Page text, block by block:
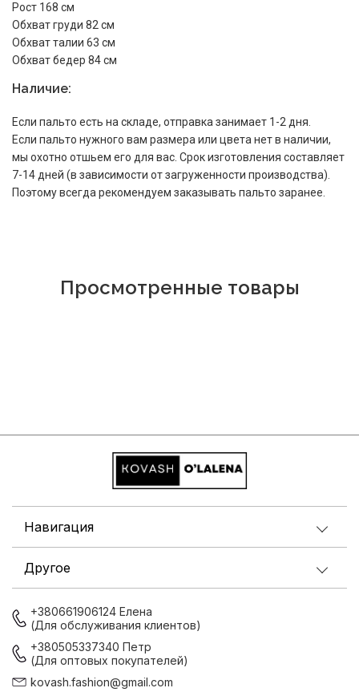
Рост 168 см
Обхват груди 82 см
Обхват талии 63 см
Обхват бедер 84 см
Наличие:
Если пальто есть на складе, отправка занимает 1-2 дня.
Если пальто нужного вам размера или цвета нет в наличии,
мы охотно отшьем его для вас. Срок изготовления составляет
7-14 дней (в зависимости от загруженности производства).
Поэтому всегда рекомендуем заказывать пальто заранее.
Просмотренные товары
Навигация
Другое
+380661906124 Елена
(Для обслуживания клиентов)
+380505337340 Петр
(Для оптовых покупателей)
kovash.fashion@gmail.com